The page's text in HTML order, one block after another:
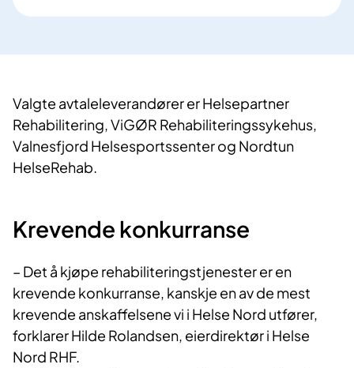
Valgte avtaleleverandører er Helsepartner
Rehabilitering, ViGØR Rehabiliteringssykehus,
Valnesfjord Helsesportssenter og Nordtun
HelseRehab.
Krevende konkurranse
– Det å kjøpe rehabiliteringstjenester er en
krevende konkurranse, kanskje en av de mest
krevende anskaffelsene vi i Helse Nord utfører,
forklarer Hilde Rolandsen, eierdirektør i Helse
Nord RHF.